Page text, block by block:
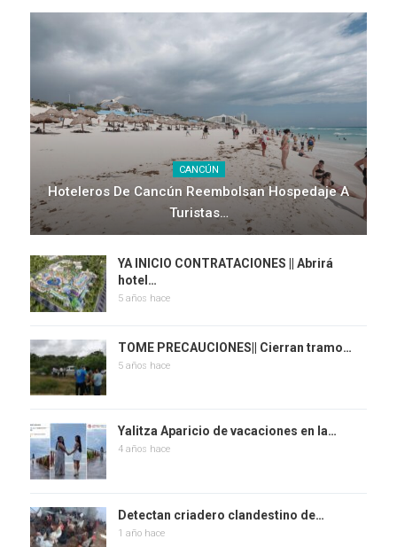
CANCÚN
Hoteleros De Cancún Reembolsan Hospedaje A
Turistas…
YA INICIO CONTRATACIONES || Abrirá
hotel…
5 años hace
TOME PRECAUCIONES|| Cierran tramo…
5 años hace
Yalitza Aparicio de vacaciones en la…
4 años hace
Detectan criadero clandestino de…
1 año hace